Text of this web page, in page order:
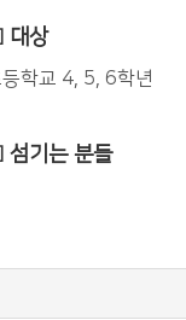
상
학교 4, 5, 6학년
기는 분들